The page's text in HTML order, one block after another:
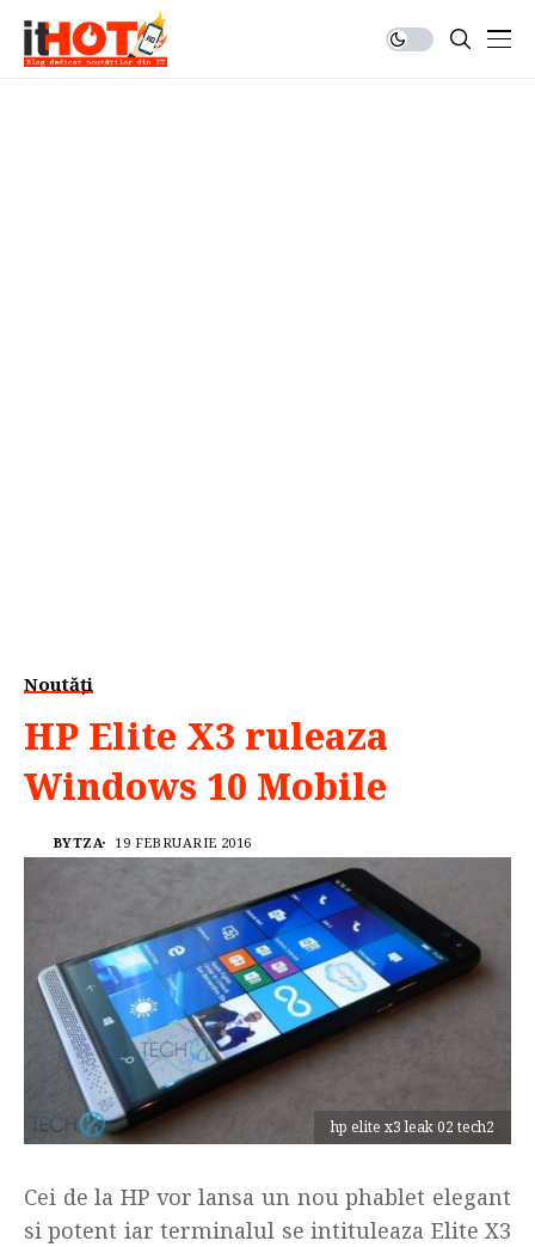
Noutăți
HP Elite X3 ruleaza
Windows 10 Mobile
BYTZA 19 FEBRUARIE 2016
hp elite x3 leak 02 tech2
Cei de la HP vor lansa un nou phablet elegant
si potent iar terminalul se intituleaza Elite X3